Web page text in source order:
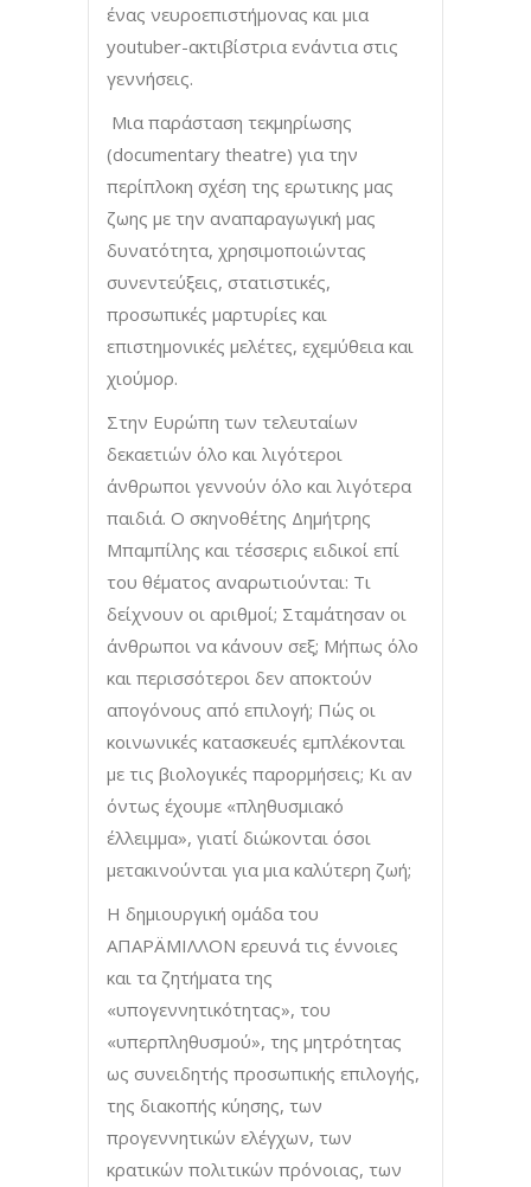
ένας νευροεπιστήμονας και μια
youtuber-ακτιβίστρια ενάντια στις
γεννήσεις.
Mια παράσταση τεκμηρίωσης
(documentary theatre) για την
περίπλοκη σχέση της ερωτικης μας
ζωης με την αναπαραγωγική μας
δυνατότητα, χρησιμοποιώντας
συνεντεύξεις, στατιστικές,
προσωπικές μαρτυρίες και
επιστημονικές μελέτες, εχεμύθεια και
χιούμορ.
Στην Ευρώπη των τελευταίων
δεκαετιών όλο και λιγότεροι
άνθρωποι γεννούν όλο και λιγότερα
παιδιά. O σκηνοθέτης Δημήτρης
Μπαμπίλης και τέσσερις ειδικοί επί
του θέματος αναρωτιούνται: Τι
δείχνουν οι αριθμοί; Σταμάτησαν οι
άνθρωποι να κάνουν σεξ; Μήπως όλο
και περισσότεροι δεν αποκτούν
απογόνους από επιλογή; Πώς οι
κοινωνικές κατασκευές εμπλέκονται
με τις βιολογικές παρορμήσεις; Κι αν
όντως έχουμε «πληθυσμιακό
έλλειμμα», γιατί διώκονται όσοι
μετακινούνται για μια καλύτερη ζωή;
Η δημιουργική ομάδα του
ΑΠΑΡÄΜΙΛΛΟΝ ερευνά τις έννοιες
και τα ζητήματα της
«υπογεννητικότητας», του
«υπερπληθυσμού», της μητρότητας
ως συνειδητής προσωπικής επιλογής,
της διακοπής κύησης, των
προγεννητικών ελέγχων, των
κρατικών πολιτικών πρόνοιας, των